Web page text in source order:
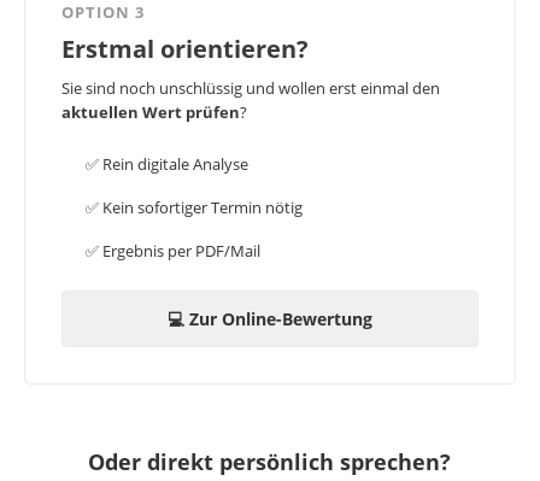
OPTION 3
Erstmal orientieren?
Sie sind noch unschlüssig und wollen erst einmal den
aktuellen Wert prüfen?
✅ Rein digitale Analyse
✅ Kein sofortiger Termin nötig
✅ Ergebnis per PDF/Mail
💻 Zur Online-Bewertung
Oder direkt persönlich sprechen?